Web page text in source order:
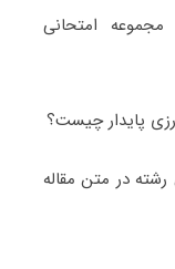
امتحانی
پایدار چیست؟
در متن مقاله